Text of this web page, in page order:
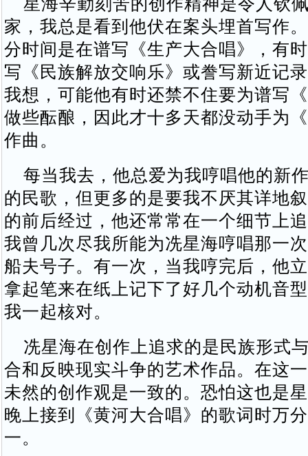
家，我总是看到他伏在案头埋首写作
分时间是在谱写《生产大合唱》，有
写《民族解放交响乐》或誊写新近记
我想，可能他有时还禁不住要为谱写
做些酝酿，因此才十多天都没动手为
作曲。
每当我去，他总爱为我哼唱他的新
的民歌，但更多的是要我不厌其详地
的前后经过，他还常常在一个细节上
我曾几次尽我所能为冼星海哼唱那一
船夫号子。有一次，当我哼完后，他
拿起笔来在纸上记下了好几个动机音
我一起核对。
冼星海在创作上追求的是民族形式
合和反映现实斗争的艺术作品。在这
未然的创作观是一致的。恐怕这也是
晚上接到《黄河大合唱》的歌词时万
一。